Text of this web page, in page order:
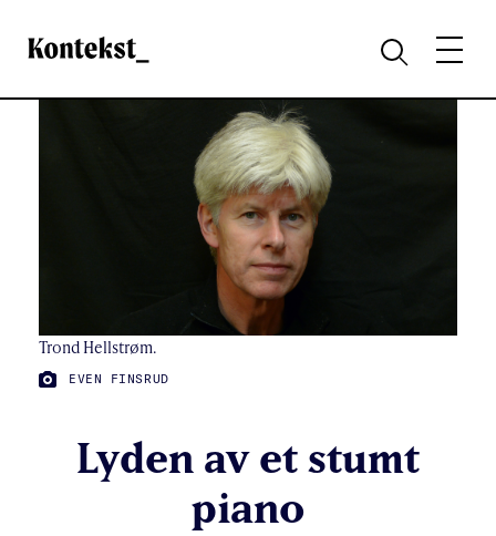
Kontekst
SØKMENY
Trond Hellstrøm.
FOTO:
EVEN FINSRUD
Lyden av et stumt
piano